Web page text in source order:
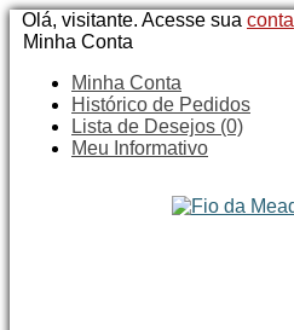
Olá, visitante. Acesse sua conta
Minha Conta
Minha Conta
Histórico de Pedidos
Lista de Desejos (0)
Meu Informativo